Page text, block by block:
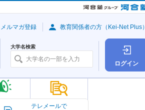
ログイン
大学の今
大学名検索
ルマガ登録 教育関係者の方（Kei-Net Plus）
テレメールで